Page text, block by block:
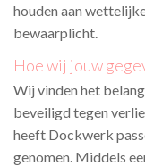
houden aan
bewaarplicht.
Hoe wij jouw
Wij vinden het
beveiligd tegen
heeft Dockwerk
genomen. Middels